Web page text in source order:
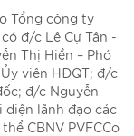
công ty
đ/c Lê Cự Tân -
Thị Hiền – Phó
viên HĐQT; đ/c
đ/c Nguyễn
diện lãnh đạo các
CBNV PVFCCo